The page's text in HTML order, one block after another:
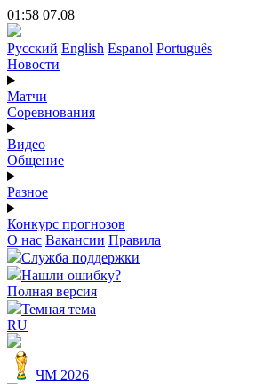
01:58 07.08
Русский English Espanol Português
Новости
Матчи
Соревнования
Видео
Общение
Разное
Конкурс прогнозов
О нас Вакансии Правила
Служба поддержки
Нашли ошибку?
Полная версия
Темная тема
RU
ЧМ 2026